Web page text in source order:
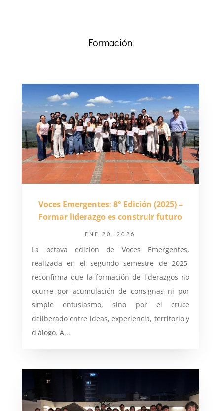
Formación
Voces Emergentes: 8° Edición (2025) –
Formar liderazgo es construir futuro
ENE 20, 2026
La octava edición de Voces Emergentes,
realizada en el segundo semestre de 2025,
reconfirma que la formación de liderazgos no
ocurre por acumulación de consignas ni por
simple entusiasmo, sino por el cruce
deliberado entre ideas, experiencia, territorio y
diálogo. A...